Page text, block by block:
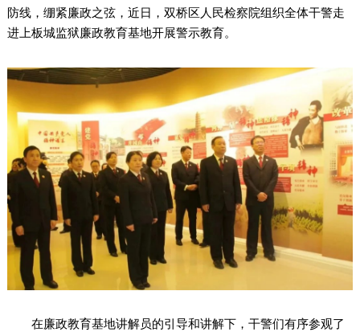
防线，绷紧廉政之弦，近日，双桥区人民检察院组织全体干警走
进上板城监狱廉政教育基地开展警示教育。
在廉政教育基地讲解员的引导和讲解下，干警们有序参观了